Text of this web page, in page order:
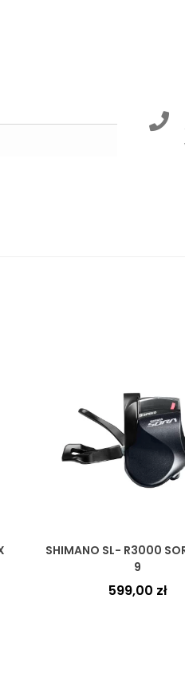
SHIMANO SL- R3000
9
599,00 zł